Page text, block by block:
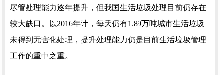
尽管处理能力逐年提升，但我国生活垃圾处理目前仍存在
较大缺口。以2016年计，每天仍有1.89万吨城市生活垃圾
未得到无害化处理，提升处理能力仍是目前生活垃圾管理
工作的重中之重。